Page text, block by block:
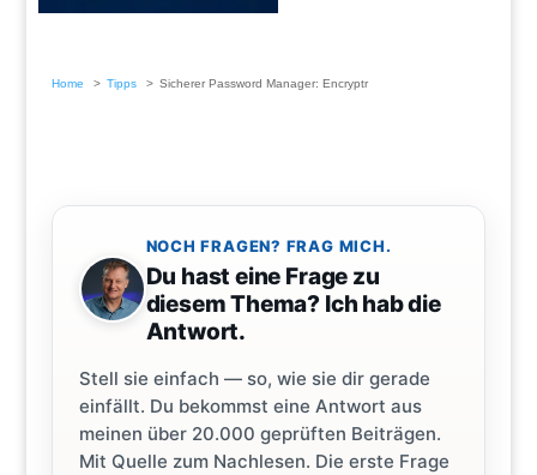
Home Tipps Sicherer Password Manager: Encryptr
NOCH FRAGEN? FRAG MICH.
Du hast eine Frage zu
diesem Thema? Ich hab die
Antwort.
Stell sie einfach — so, wie sie dir gerade
einfällt. Du bekommst eine Antwort aus
meinen über 20.000 geprüften Beiträgen.
Mit Quelle zum Nachlesen. Die erste Frage